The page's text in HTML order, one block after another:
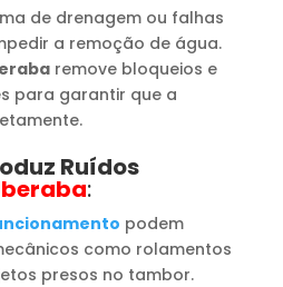
de drenagem ou falhas
a remoção de água.
remove bloqueios e
para garantir que a
Ruídos
:
podem
como rolamentos
presos no tambor.